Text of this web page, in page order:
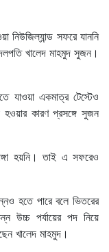
নিউজিল্যান্ড সফরে যাননি
খালেদ মাহমুদ সুজন।
যাওয়া একমাত্র টেস্টেও
হওয়ার কারণ প্রসঙ্গে সুজন
হয়নি। তাই এ সফরেও
হতে পারে বলে ভিতরের
উচ্চ পর্যায়ের পদ নিয়ে
খালেদ মাহমুদ।